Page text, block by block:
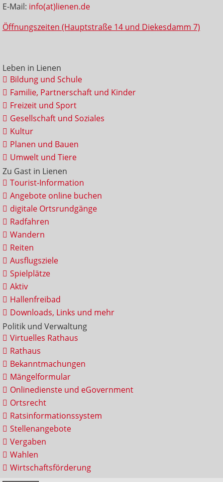
E-Mail: info(at)lienen.de
Öffnungszeiten (Hauptstraße 14 und Diekesdamm 7)
Leben in Lienen
Bildung und Schule
Familie, Partnerschaft und Kinder
Freizeit und Sport
Gesellschaft und Soziales
Kultur
Planen und Bauen
Umwelt und Tiere
Zu Gast in Lienen
Tourist-Information
Angebote online buchen
digitale Ortsrundgänge
Radfahren
Wandern
Reiten
Ausflugsziele
Spielplätze
Aktiv
Hallenfreibad
Downloads, Links und mehr
Politik und Verwaltung
Virtuelles Rathaus
Rathaus
Bekanntmachungen
Mängelformular
Onlinedienste und eGovernment
Ortsrecht
Ratsinformationssystem
Stellenangebote
Vergaben
Wahlen
Wirtschaftsförderung